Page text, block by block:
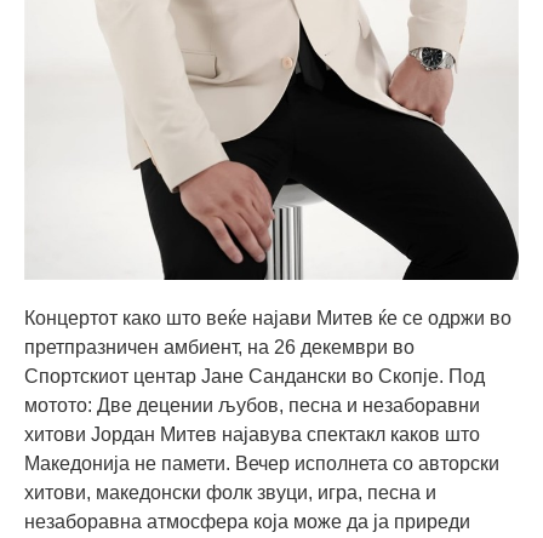
Концертот како што веќе најави Митев ќе се одржи во
претпразничен амбиент, на 26 декември во
Спортскиот центар Јане Сандански во Скопје. Под
мотото: Две децении љубов, песна и незаборавни
хитови Јордан Митев најавува спектакл каков што
Македонија не памети. Вечер исполнета со авторски
хитови, македонски фолк звуци, игра, песна и
незаборавна атмосфера која може да ја приреди